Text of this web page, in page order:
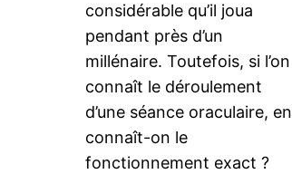
considérable qu’il joua
pendant près d’un
millénaire. Toutefois, si l’on
connaît le déroulement
d’une séance oraculaire, en
connaît-on le
fonctionnement exact ?